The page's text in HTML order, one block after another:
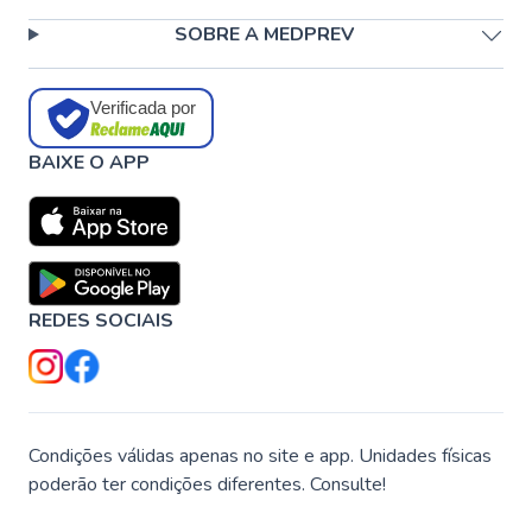
SOBRE A MEDPREV
Verificada por
BAIXE O APP
REDES SOCIAIS
Condições válidas apenas no site e app. Unidades físicas
poderão ter condições diferentes. Consulte!